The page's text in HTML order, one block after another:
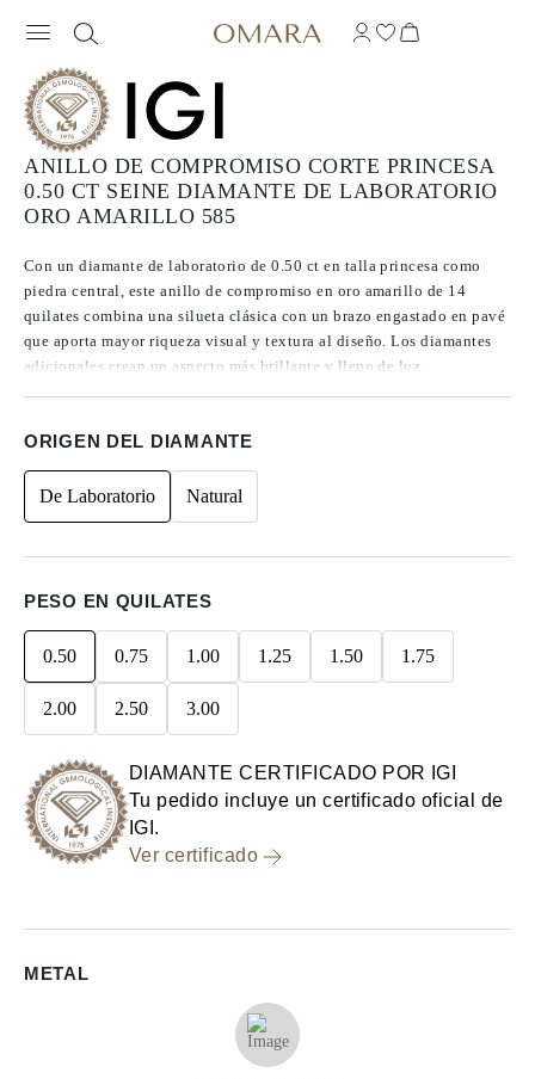
ANILLO DE COMPROMISO CORTE PRINCESA
0.50 CT SEINE DIAMANTE DE LABORATORIO
ORO AMARILLO 585
Con un diamante de laboratorio de 0.50 ct en talla princesa como
piedra central, este anillo de compromiso en oro amarillo de 14
quilates combina una silueta clásica con un brazo engastado en pavé
que aporta mayor riqueza visual y textura al diseño. Los diamantes
adicionales crean un aspecto más brillante y lleno de luz,
personalidad que un solitario tradicional.
ORIGEN DEL DIAMANTE
De Laboratorio Natural
PESO EN QUILATES
0.50 0.75 1.00 1.25 1.50 1.75
2.00 2.50 3.00
DIAMANTE CERTIFICADO POR IGI
Tu pedido incluye un certificado oficial de
IGI.
Ver certificado
METAL